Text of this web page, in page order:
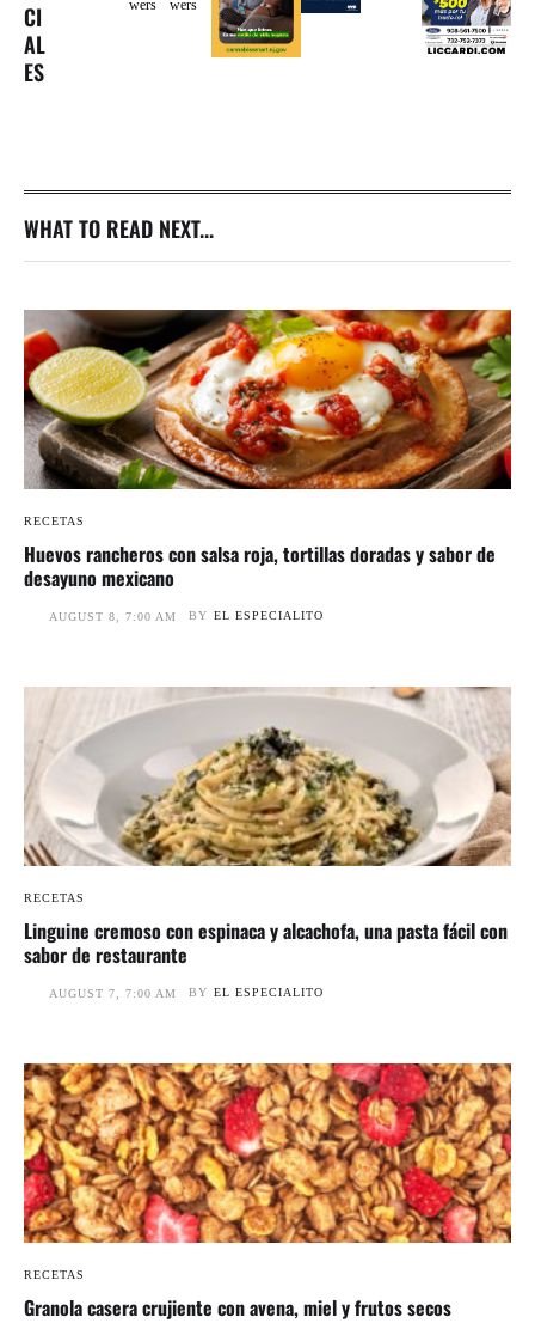
CI
AL
ES
wers wers
WHAT TO READ NEXT...
RECETAS
Huevos rancheros con salsa roja, tortillas doradas y sabor de
desayuno mexicano
AUGUST 8, 7:00 AM BY EL ESPECIALITO
RECETAS
Linguine cremoso con espinaca y alcachofa, una pasta fácil con
sabor de restaurante
AUGUST 7, 7:00 AM BY EL ESPECIALITO
RECETAS
Granola casera crujiente con avena, miel y frutos secos